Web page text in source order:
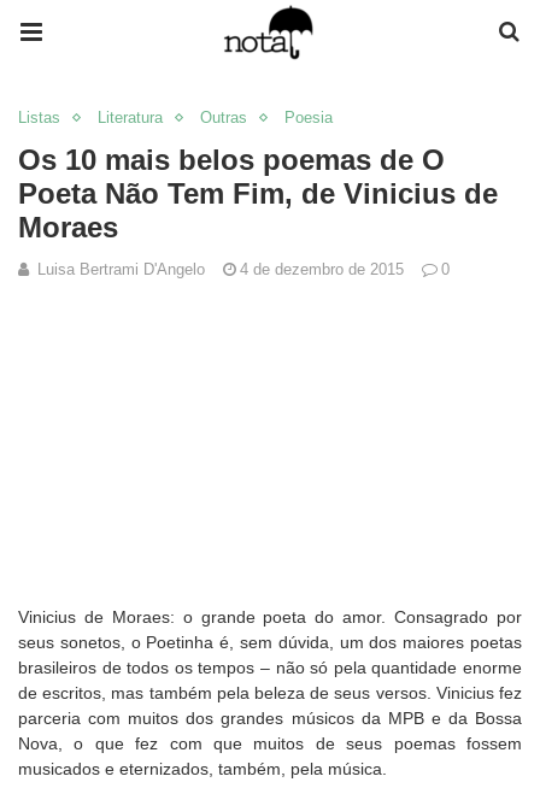
Listas Literatura Outras Poesia
Os 10 mais belos poemas de O
Poeta Não Tem Fim, de Vinicius de
Moraes
Luisa Bertrami D'Angelo 4 de dezembro de 2015 0
Vinicius de Moraes: o grande poeta do amor. Consagrado por
seus sonetos, o Poetinha é, sem dúvida, um dos maiores poetas
brasileiros de todos os tempos – não só pela quantidade enorme
de escritos, mas também pela beleza de seus versos. Vinicius fez
parceria com muitos dos grandes músicos da MPB e da Bossa
Nova, o que fez com que muitos de seus poemas fossem
musicados e eternizados, também, pela música.